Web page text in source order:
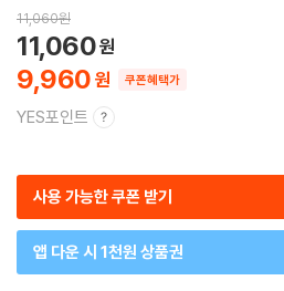
11,060원
9,960
11,060
쿠폰혜택가
YES포인트
사용 가능한 쿠폰 받기
앱 다운 시 1천원 상품권